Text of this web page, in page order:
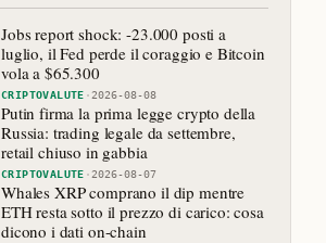
Jobs report shock: -23.000 posti a
luglio, il Fed perde il coraggio e Bitcoin
vola a $65.300
CRIPTOVALUTE ·2026-08-08
Putin firma la prima legge crypto della
Russia: trading legale da settembre,
retail chiuso in gabbia
CRIPTOVALUTE ·2026-08-07
Whales XRP comprano il dip mentre
ETH resta sotto il prezzo di carico: cosa
dicono i dati on-chain